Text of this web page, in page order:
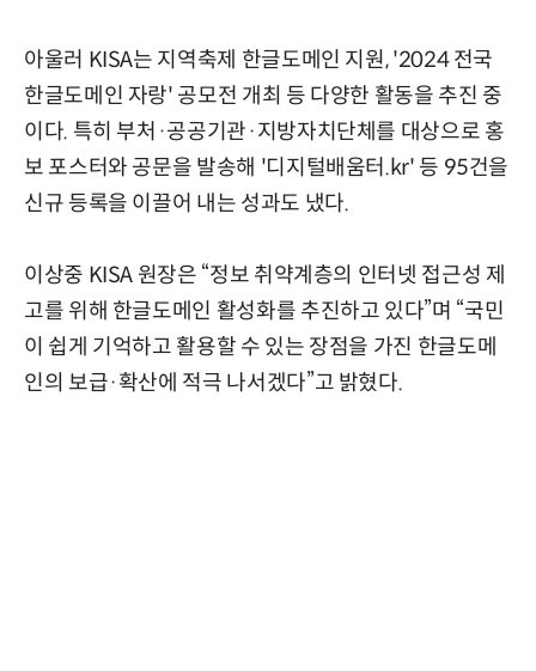
아울러 KISA는 지역축제 한글도메인 지원, '2024 전국
한글도메인 자랑' 공모전 개최 등 다양한 활동을 추진 중
이다. 특히 부처·공공기관·지방자치단체를 대상으로 홍
보 포스터와 공문을 발송해 '디지털배움터.kr' 등 95건을
신규 등록을 이끌어 내는 성과도 냈다.
이상중 KISA 원장은 “정보 취약계층의 인터넷 접근성 제
고를 위해 한글도메인 활성화를 추진하고 있다”며 “국민
이 쉽게 기억하고 활용할 수 있는 장점을 가진 한글도메
인의 보급·확산에 적극 나서겠다”고 밝혔다.